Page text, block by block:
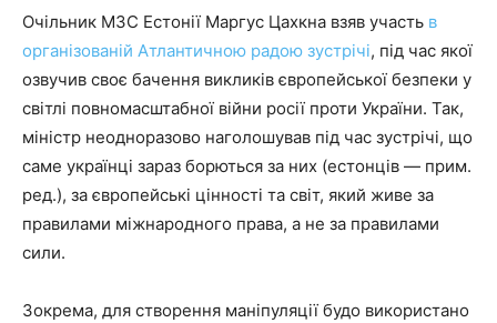
Очільник МЗС Естонії Маргус Цахкна взяв участь в
організованій Атлантичною радою зустрічі, під час якої
озвучив своє бачення викликів європейської безпеки у
світлі повномасштабної війни росії проти України. Так,
міністр неодноразово наголошував під час зустрічі, що
саме українці зараз борються за них (естонців — прим.
ред.), за європейські цінності та світ, який живе за
правилами міжнародного права, а не за правилами
сили.
Зокрема, для створення маніпуляції будо використано